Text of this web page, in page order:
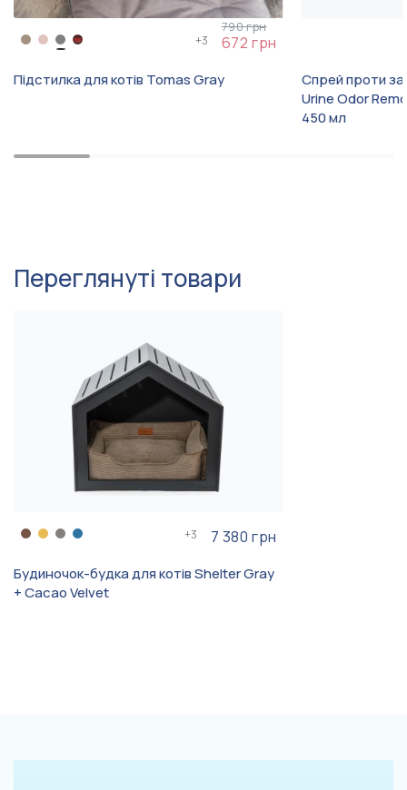
Як висохне – розпушити.
+3
790 грн
672 грн
Підстилка для котів Tomas Gray
Спрей проти
Urine Odor
450 мл
Переглянуті товари
+3 7 380 грн
Будиночок-будка для котів Shelter Gray
+ Cacao Velvet